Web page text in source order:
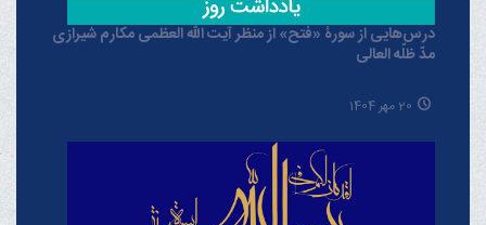
درس‌هایی از سورۀ «فتح» از منظر آیت الله العظمی مکارم شیرازی
مدّ ظلّه العالی
20 مهر 1404